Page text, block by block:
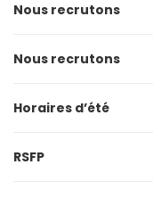
Nous recrutons
Nous recrutons
Horaires d’été
RSFP